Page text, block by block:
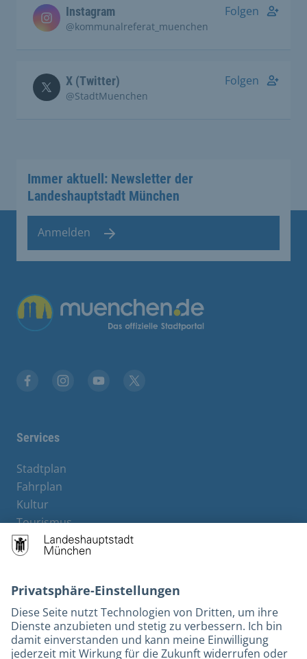
Instagram
@kommunalreferat_muenchen
Folgen
X (Twitter)
@StadtMuenchen
Folgen
Immer aktuell: Newsletter der
Landeshauptstadt München
Anmelden
Services
Stadtplan
Fahrplan
Kultur
Tourismus
M-Strom
Bürgerservice
Kontakt
Barrierefreiheit